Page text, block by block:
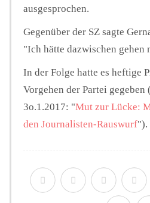
ausgesprochen.
Gegenüber der SZ sagte
"Ich hätte dazwischen gehen
In der Folge hatte es heftige
Vorgehen der Partei
3o.1.2017: "Mut zur Lücke:
den Journalisten-Rauswurf").